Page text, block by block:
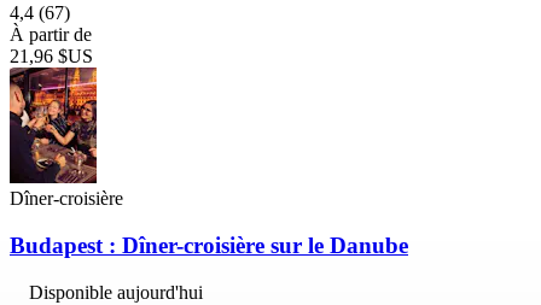
4,4 (67)
À partir de
21,96 $US
Dîner-croisière
Budapest : Dîner-croisière sur le Danube
Disponible aujourd'hui